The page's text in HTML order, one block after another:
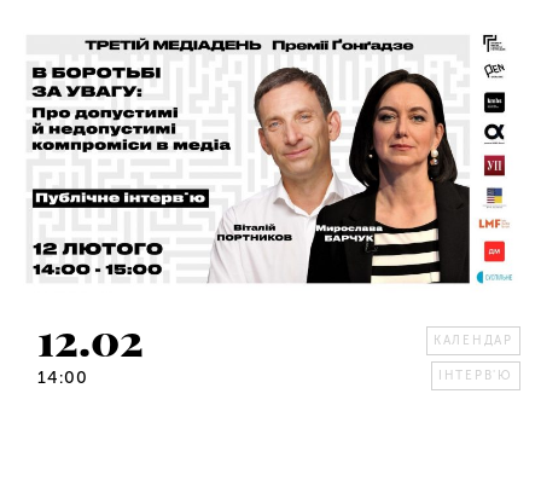
12.02
14:00
КАЛЕНДАР
ІНТЕРВ'Ю